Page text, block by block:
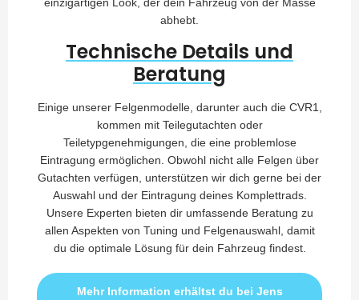
einzigartigen Look, der dein Fahrzeug von der Masse
abhebt.
Technische Details und
Beratung
Einige unserer Felgenmodelle, darunter auch die CVR1,
kommen mit Teilegutachten oder
Teiletypgenehmigungen, die eine problemlose
Eintragung ermöglichen. Obwohl nicht alle Felgen über
Gutachten verfügen, unterstützen wir dich gerne bei der
Auswahl und der Eintragung deines Komplettrads.
Unsere Experten bieten dir umfassende Beratung zu
allen Aspekten von Tuning und Felgenauswahl, damit
du die optimale Lösung für dein Fahrzeug findest.
Mehr Information erhältst du bei Jens